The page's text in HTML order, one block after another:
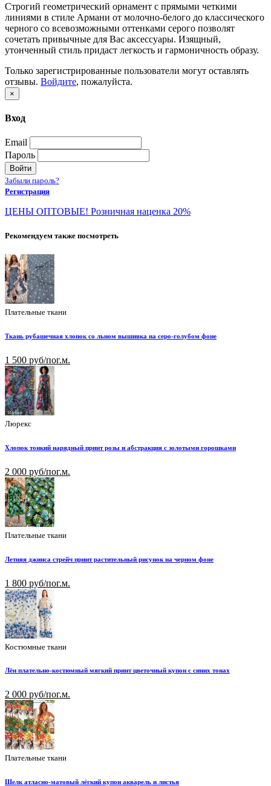
Строгий геометрический орнамент c прямыми четкими
линиями в стиле Армани от молочно-белого до классического
черного со всевозможными оттенками серого позволят
сочетать привычные для Вас аксессуары. Изящный,
утонченный стиль придаст легкость и гармоничность образу.
Только зарегистрированные пользователи могут оставлять
отзывы. Войдите, пожалуйста.
×
Вход
Email
Пароль
Войти
Забыли пароль?
Регистрация
ЦЕНЫ ОПТОВЫЕ! Розничная наценка 20%
Рекомендуем также посмотреть
Плательные ткани
Ткань рубашечная хлопок со льном вышивка на серо-голубом фоне
1 500 руб/пог.м.
Люрекс
Хлопок тонкий нарядный принт розы и абстракция с золотыми горошками
2 000 руб/пог.м.
Плательные ткани
Летняя джинса стрейч принт растительный рисунок на черном фоне
1 800 руб/пог.м.
Костюмные ткани
Лён плательно-костюмный мягкий принт цветочный купон с синих тонах
2 000 руб/пог.м.
Плательные ткани
Шелк атласно-матовый лёгкий купон акварель и листья